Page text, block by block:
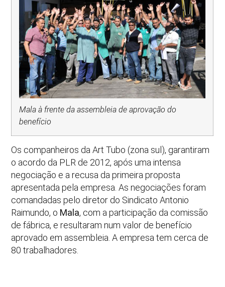
Mala à frente da assembleia de aprovação do
benefício
Os companheiros da Art Tubo (zona sul), garantiram
o acordo da PLR de 2012, após uma intensa
negociação e a recusa da primeira proposta
apresentada pela empresa. As negociações foram
comandadas pelo diretor do Sindicato Antonio
Raimundo, o Mala, com a participação da comissão
de fábrica, e resultaram num valor de benefício
aprovado em assembleia. A empresa tem cerca de
80 trabalhadores.